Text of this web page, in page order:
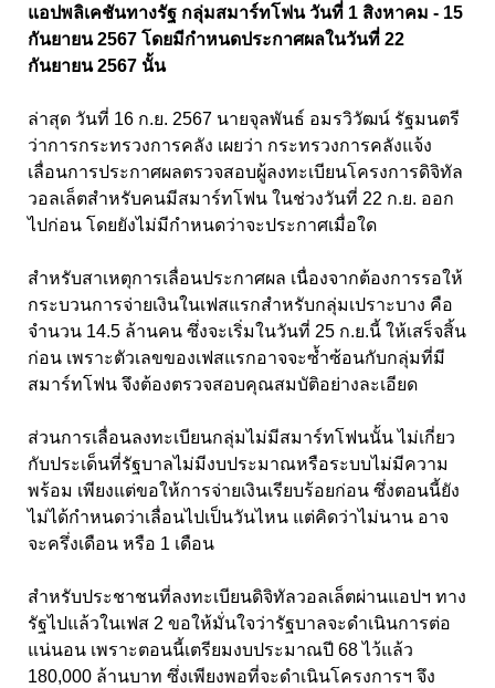
แอปพลิเคชันทางรัฐ กลุ่มสมาร์ทโฟน วันที่ 1 สิงหาคม - 15
กันยายน 2567 โดยมีกำหนดประกาศผลในวันที่ 22
กันยายน 2567 นั้น
ล่าสุด วันที่ 16 ก.ย. 2567 นายจุลพันธ์ อมรวิวัฒน์ รัฐมนตรี
ว่าการกระทรวงการคลัง เผยว่า กระทรวงการคลังแจ้ง
เลื่อนการประกาศผลตรวจสอบผู้ลงทะเบียนโครงการดิจิทัล
วอลเล็ตสำหรับคนมีสมาร์ทโฟน ในช่วงวันที่ 22 ก.ย. ออก
ไปก่อน โดยยังไม่มีกำหนดว่าจะประกาศเมื่อใด
สำหรับสาเหตุการเลื่อนประกาศผล เนื่องจากต้องการรอให้
กระบวนการจ่ายเงินในเฟสแรกสำหรับกลุ่มเปราะบาง คือ
จำนวน 14.5 ล้านคน ซึ่งจะเริ่มในวันที่ 25 ก.ย.นี้ ให้เสร็จสิ้น
ก่อน เพราะตัวเลขของเฟสแรกอาจจะซ้ำซ้อนกับกลุ่มที่มี
สมาร์ทโฟน จึงต้องตรวจสอบคุณสมบัติอย่างละเอียด
ส่วนการเลื่อนลงทะเบียนกลุ่มไม่มีสมาร์ทโฟนนั้น ไม่เกี่ยว
กับประเด็นที่รัฐบาลไม่มีงบประมาณหรือระบบไม่มีความ
พร้อม เพียงแต่ขอให้การจ่ายเงินเรียบร้อยก่อน ซึ่งตอนนี้ยัง
ไม่ได้กำหนดว่าเลื่อนไปเป็นวันไหน แต่คิดว่าไม่นาน อาจ
จะครึ่งเดือน หรือ 1 เดือน
สำหรับประชาชนที่ลงทะเบียนดิจิทัลวอลเล็ตผ่านแอปฯ ทาง
รัฐไปแล้วในเฟส 2 ขอให้มั่นใจว่ารัฐบาลจะดำเนินการต่อ
แน่นอน เพราะตอนนี้เตรียมงบประมาณปี 68 ไว้แล้ว
180,000 ล้านบาท ซึ่งเพียงพอที่จะดำเนินโครงการฯ จึง